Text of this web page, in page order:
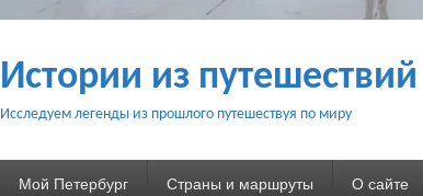
Истории из путешествий
Исследуем легенды из прошлого путешествуя по миру
Мой Петербург Страны и маршруты О сайте